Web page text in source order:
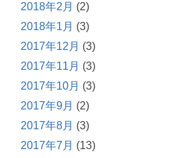
2018年2月 (2)
2018年1月 (3)
2017年12月 (3)
2017年11月 (3)
2017年10月 (3)
2017年9月 (2)
2017年8月 (3)
2017年7月 (13)